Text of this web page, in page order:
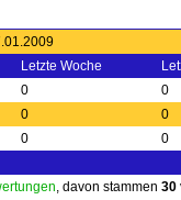
Letzte Woche
0
0
0
0
0
0
, davon stammen 30